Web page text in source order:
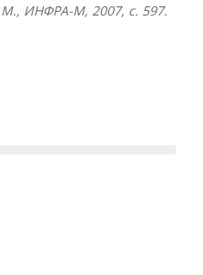
М., ИНФРА-М, 2007, с. 597.